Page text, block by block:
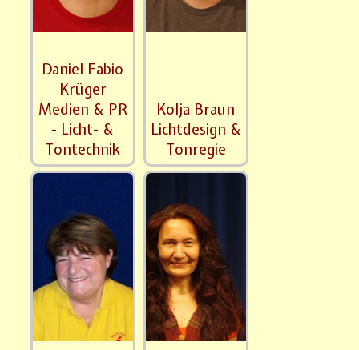
Daniel Fabio
Krüger
Medien & PR
- Licht- &
Tontechnik
Kolja Braun
Lichtdesign &
Tonregie